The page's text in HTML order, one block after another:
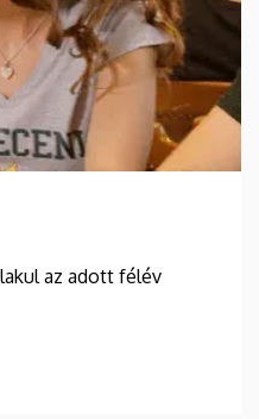
az adott félév